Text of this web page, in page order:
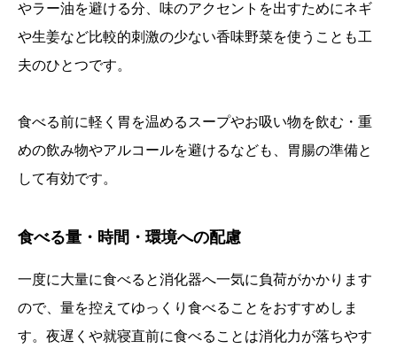
やラー油を避ける分、味のアクセントを出すためにネギ
や生姜など比較的刺激の少ない香味野菜を使うことも工
夫のひとつです。
食べる前に軽く胃を温めるスープやお吸い物を飲む・重
めの飲み物やアルコールを避けるなども、胃腸の準備と
して有効です。
食べる量・時間・環境への配慮
一度に大量に食べると消化器へ一気に負荷がかかります
ので、量を控えてゆっくり食べることをおすすめしま
す。夜遅くや就寝直前に食べることは消化力が落ちやす